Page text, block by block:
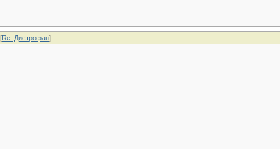
[Re: Дистрофан]